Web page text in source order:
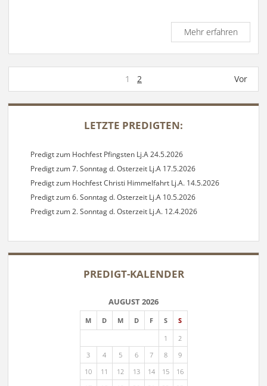
Mehr erfahrenPredigt
zur
1 2 Vor
SIDEBAR
LETZTE PREDIGTEN:
Predigt zum Hochfest Pfingsten Lj.A 24.5.2026
Predigt zum 7. Sonntag d. Osterzeit Lj.A 17.5.2026
Predigt zum Hochfest Christi Himmelfahrt Lj.A. 14.5.2026
Predigt zum 6. Sonntag d. Osterzeit Lj.A 10.5.2026
Predigt zum 2. Sonntag d. Osterzeit Lj.A. 12.4.2026
PREDIGT-KALENDER
AUGUST 2026
M D M D F S
S
1
2
3
4 5 6 7 8
9
10
11 12 13 14 15
16